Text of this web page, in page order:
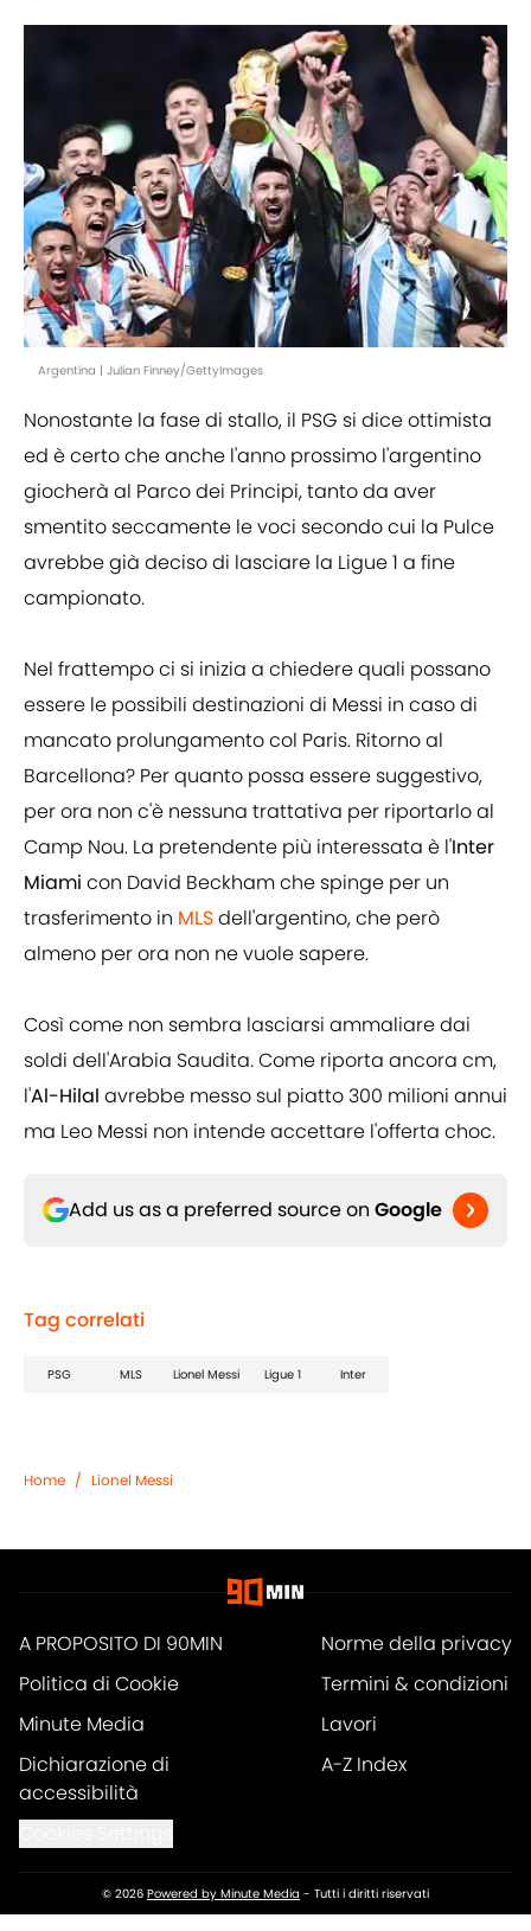
Argentina | Julian Finney/GettyImages
Nonostante la fase di stallo, il PSG si dice ottimista
ed è certo che anche l'anno prossimo l'argentino
giocherà al Parco dei Principi, tanto da aver
smentito seccamente le voci secondo cui la Pulce
avrebbe già deciso di lasciare la Ligue 1 a fine
campionato.
Nel frattempo ci si inizia a chiedere quali possano
essere le possibili destinazioni di Messi in caso di
mancato prolungamento col Paris. Ritorno al
Barcellona? Per quanto possa essere suggestivo,
per ora non c'è nessuna trattativa per riportarlo al
Camp Nou. La pretendente più interessata è l'Inter
Miami con David Beckham che spinge per un
trasferimento in MLSdell'argentino, che però
almeno per ora non ne vuole sapere.
Così come non sembra lasciarsi ammaliare dai
soldi dell'Arabia Saudita. Come riporta ancora cm,
l'Al-Hilal avrebbe messo sul piatto 300 milioni annui
ma Leo Messi non intende accettare l'offerta choc.
Add us as a preferred source on Google
Tag correlati
PSG MLS Lionel Messi Ligue 1 Inter
Home / Lionel Messi
A PROPOSITO DI 90MIN
Norme della privacy
Politica di Cookie
Termini & condizioni
Minute Media
Lavori
Dichiarazione di
accessibilità
A-Z Index
© 2026 Powered by Minute Media - Tutti i diritti riservati